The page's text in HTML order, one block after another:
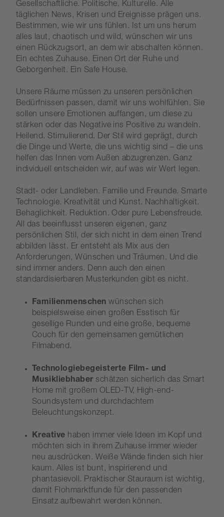
Gesellschaftliche. Politische. Kulturelle. Alle
täglichen News, Krisen und Ereignisse prägen uns.
Bestimmen, wie wir uns fühlen. Ist um uns herum
alles laut, chaotisch und wild, wünschen wir uns
einen Rückzugsort, an dem wir abschalten können.
Ein echtes Zuhause. Einen Ort der Ruhe und
Geborgenheit. Ein Safe House.
Unsere Räume müssen zu unseren persönlichen
Bedürfnissen passen, damit wir uns wohlfühlen. Sie
sollen unsere Emotionen auffangen, um diese zu
stärken oder das Negative ins Positive zu wandeln.
Heilend. Stimulierend. Der Stil wird geprägt, durch
die Dinge und Werte, die uns wichtig sind – die uns
helfen das Innen vom Außen abzugrenzen. Ganz
individuell entscheiden wir, auf was wir Wert legen.
Stadt- oder Landleben. Familie und Freunde. Smarte
Technologie. Kreativität und Kunst. Nachhaltigkeit.
Behaglichkeit. Reduktion. Oder pure Lebensfreude.
All das beeinflusst unseren eigenen, ganz
persönlichen Stil, der sich nicht in dem einen Trend
abbilden lässt. Er entsteht als Mix aus den
Anforderungen, Wünschen und Träumen. Und die
sind immer anders. Denn auch den einen
standardisierbaren Musterkunden gibt es nicht.
Familienmenschen wünschen sich
beispielsweise einen großen Esstisch für
gesellige Runden und eine große, bequeme
Couch für den gemeinsamen gemütlichen
Filmabend.
Technologiebegeisterte Film- und
Musikliebhaber schätzen sicherlich das Smart
Home mit großem OLED-TV, High-end-
Soundsystem und durchdachtem
Beleuchtungskonzept.
Kreative haben immer viele Ideen im Kopf und
möchten sich in ihrem Zuhause immer wieder
neu ausdrücken. Weiße Wände finden sich hier
kaum. Alles ist bunt, inspirierend und
phantasievoll. Praktischer Stauraum ist wichtig,
damit Flohmarktfunde für den passenden
Einsatz aufbewahrt werden können.